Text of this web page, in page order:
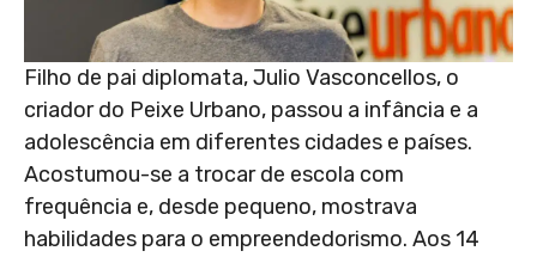
Filho de pai diplomata, Julio Vasconcellos, o
criador do Peixe Urbano, passou a infância e a
adolescência em diferentes cidades e países.
Acostumou-se a trocar de escola com
frequência e, desde pequeno, mostrava
habilidades para o empreendedorismo. Aos 14